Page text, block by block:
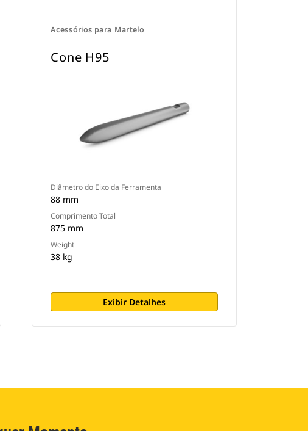
Acessórios para Martelo
Cone H95
Diâmetro do Eixo da Ferramenta
88 mm
Comprimento Total
875 mm
Weight
38 kg
Exibir Detalhes